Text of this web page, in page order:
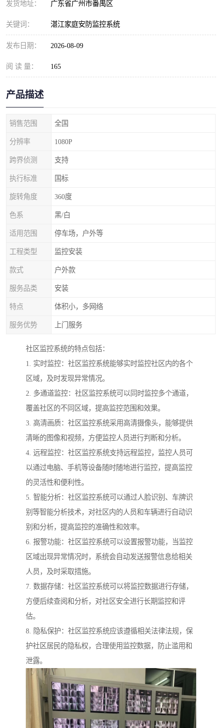
发货地址： 广东省广州市番禺区
关键词： 湛江家庭安防监控系统
发布日期： 2026-08-09
阅 读 量： 165
产品描述
销售范围 全国
分辨率 1080P
跨界侦测 支持
执行标准 国标
旋转角度 360度
色系 黑/白
适用范围 停车场，户外等
工程类型 监控安装
款式 户外款
服务品类 安装
特点 体积小，多网络
服务优势 上门服务
社区监控系统的特点包括：
1. 实时监控：社区监控系统能够实时监控社区内的各个
区域，及时发现异常情况。
2. 多通道监控：社区监控系统可以同时监控多个通道，
覆盖社区的不同区域，提高监控范围和效果。
3. 高清画质：社区监控系统采用高清摄像头，能够提供
清晰的图像和视频，方便监控人员进行判断和分析。
4. 远程监控：社区监控系统支持远程监控，监控人员可
以通过电脑、手机等设备随时随地进行监控，提高监控
的灵活性和便利性。
5. 智能分析：社区监控系统可以通过人脸识别、车牌识
别等智能分析技术，对社区内的人员和车辆进行自动识
别和分析，提高监控的准确性和效率。
6. 报警功能：社区监控系统可以设置报警功能，当监控
区域出现异常情况时，系统会自动发送报警信息给相关
人员，及时采取措施。
7. 数据存储：社区监控系统可以将监控数据进行存储，
方便后续查阅和分析，对社区安全进行长期监控和评
估。
8. 隐私保护：社区监控系统应该遵循相关法律法规，保
护社区居民的隐私权，合理使用监控数据，防止滥用和
泄露。